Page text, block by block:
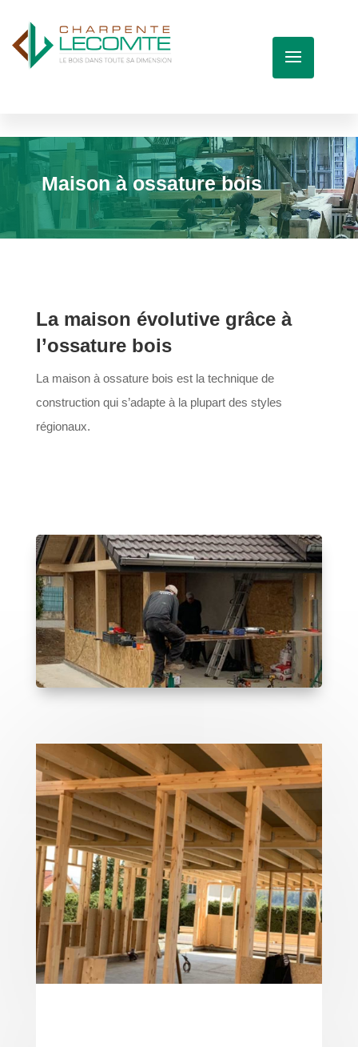
Maison à ossature bois
La maison évolutive grâce à
l’ossature bois
La maison à ossature bois est la technique de
construction qui s’adapte à la plupart des styles
régionaux.